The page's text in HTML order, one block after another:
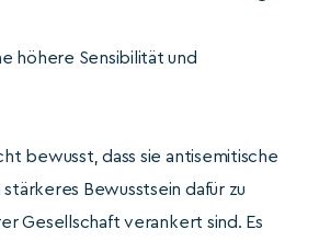
höhere Sensibilität und
bewusst, dass sie antisemitische
Bewusstsein dafür zu
Gesellschaft verankert sind. Es